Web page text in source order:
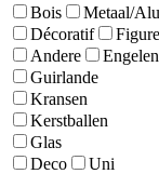
Bois Metaal/
Décoratif
Andere
Engelen
Guirlande
Kransen
Kerstballen
Glas
Deco
Uni